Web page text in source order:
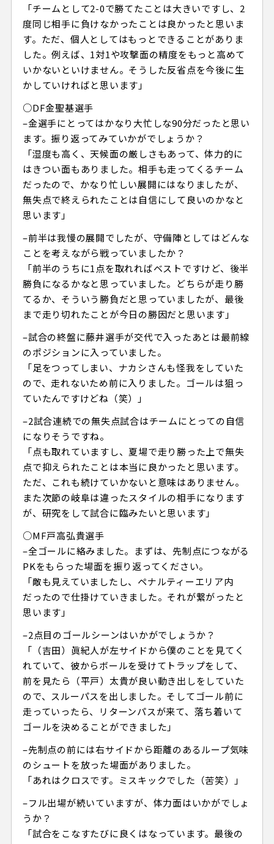
「チームとして2-0で勝てたことは大きいですし、2
度同じ相手に負けなかったことは良かったと思いま
す。ただ、個人としてはもっとできることがありま
した。例えば、1対1や攻撃面の精度をもっと高めて
いかないといけません。そうした反省点を今後に生
かしていければと思います」
○DF金聖基選手
–金選手にとってはかなり大忙しな90分だったと思い
ます。振り返ってみていかがでしょうか？
「湿度も高く、天候面の厳しさもあって、体力的に
はきつい面もありました。相手も走ってくるチーム
だったので、かなり忙しい展開にはなりましたが、
無失点で終えられたことは自信にして良いのかなと
思います」
–前半は我慢の展開でしたが、守備陣としてはどんな
ことを考えながら戦っていましたか？
「前半のうちに1点を取れればベストですけど、後半
勝負になるかなと思っていました。どちらが走り勝
てるか、そういう勝負だと思っていましたが、最後
まで走り切れたことが今日の勝因だと思います」
–試合の終盤に藤井選手が交代で入ったあとは最前線
のポジションに入っていました。
「足をつってしまい、ナカシさんも怪我をしていた
ので、走れないため前に入りました。ゴールは狙っ
ていたんですけどね（笑）」
–2試合連続での無失点試合はチームにとっての自信
になりそうですね。
「点も取れていますし、夏場で走り勝った上で無失
点で抑えられたことは本当に良かったと思います。
ただ、これも続けていかないと意味はありません。
また次節の岐阜は違ったスタイルの相手になります
が、研究をして試合に臨みたいと思います」
○MF戸高弘貴選手
–全ゴールに絡みました。まずは、先制点につながる
PKをもらった場面を振り返ってください。
「敵も見えていましたし、ペナルティーエリア内
だったので仕掛けていきました。それが繋がったと
思います」
–2点目のゴールシーンはいかがでしょうか？
「（吉田）眞紀人が左サイドから僕のことを見てく
れていて、彼からボールを受けてトラップをして、
前を見たら（平戸）太貴が良い動き出しをしていた
ので、スルーパスを出しました。そしてゴール前に
走っていったら、リターンパスが来て、落ち着いて
ゴールを決めることができました」
–先制点の前には右サイドから距離のあるループ気味
のシュートを放った場面がありました。
「あれはクロスです。ミスキックでした（苦笑）」
–フル出場が続いていますが、体力面はいかがでしょ
うか？
「試合をこなすたびに良くはなっています。最後の